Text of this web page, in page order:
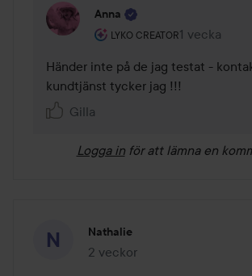
Anna
LYKO CREATOR
Användarens roll: Lyko
1 vecka
Händer inte på de jag testat -
Gilla
Logga in för att lämna en
Nathalie
2 veckor
Inlägget skapades 2 veckor